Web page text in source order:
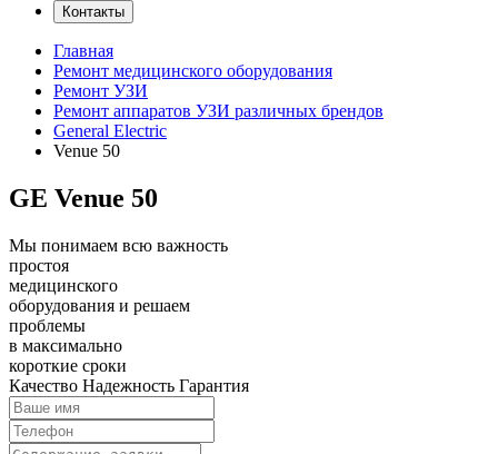
Контакты
Главная
Ремонт медицинского оборудования
Ремонт УЗИ
Ремонт аппаратов УЗИ различных брендов
General Electric
Venue 50
GE Venue 50
Мы понимаем всю важность
простоя
медицинского
оборудования и решаем
проблемы
в максимально
короткие сроки
Качество Надежность Гарантия